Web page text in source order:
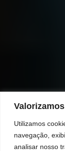
Utilizamos
navegação,
analisar nosso